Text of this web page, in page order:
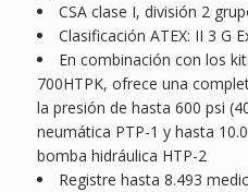
CSA clase I, división 2
Clasificación ATEX: II 3 G
En combinación con los
700HTPK, ofrece una
la presión de hasta 600 psi
neumática PTP-1 y hasta
bomba hidráulica HTP-2
Registre hasta 8.493